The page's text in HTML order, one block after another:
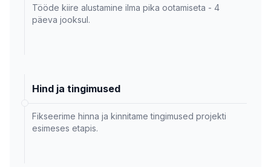
Tööde kiire alustamine ilma pika ootamiseta - 4
päeva jooksul.
Hind ja tingimused
Fikseerime hinna ja kinnitame tingimused projekti
esimeses etapis.